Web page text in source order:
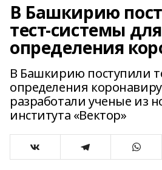
В Башкирию
тест-системы для
определения
В Башкирию поступили
определения
разработали ученые из
института «Вектор»